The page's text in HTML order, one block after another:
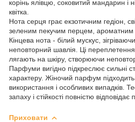
корінь ялівцю, соковитий мандарин і
квітка.
Нота серця грає екзотичним гедіон,
зеленим пекучим перцем, ароматним
Кінцева нота - білий мускус,
неповторний шавлія. Ці
лягають на шкіру, створюючи
Парфуми вигідно підкреслює сильні
характеру. Жіночий парфум
використання і особливих випадків.
запаху і стійкості повністю
Приховати